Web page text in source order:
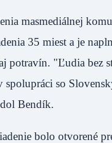
masmediálnej
35 miest a je
potravín. "Ľudia bez
spolupráci so
Bendík.
bolo otvorené